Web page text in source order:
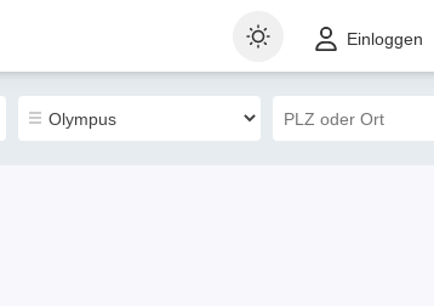
Einloggen